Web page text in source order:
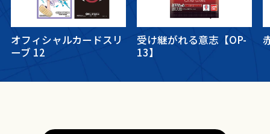
オフィシャルカードスリ
ーブ 12
受け継がれる意志【OP-
13】